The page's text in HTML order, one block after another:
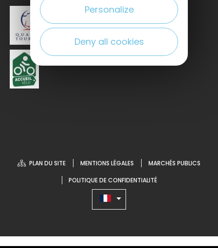
PLAN DU SITE MENTIONS LÉGALES MARCHÉS PUBLICS
POLITIQUE DE CONFIDENTIALITÉ
Personalize
Deny all cookies